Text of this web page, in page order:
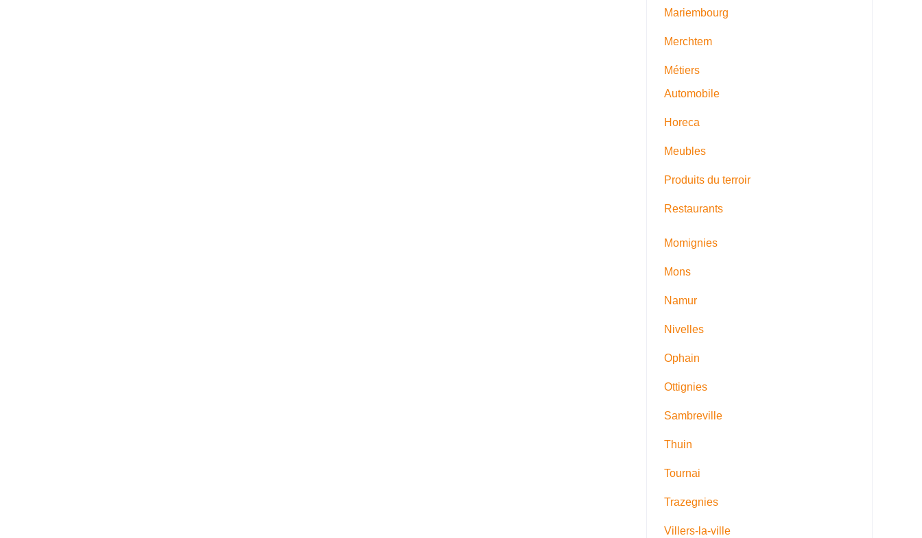
Mariembourg
Merchtem
Métiers
Automobile
Horeca
Meubles
Produits du terroir
Restaurants
Momignies
Mons
Namur
Nivelles
Ophain
Ottignies
Sambreville
Thuin
Tournai
Trazegnies
Villers-la-ville